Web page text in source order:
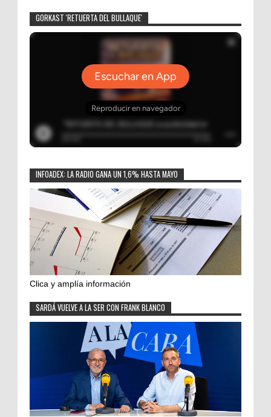
GORKAST 'RETUERTA DEL BULLAQUE'
INFOADEX: LA RADIO GANA UN 1,6% HASTA MAYO
Clica y amplía información
SARDÁ VUELVE A LA SER CON FRANK BLANCO